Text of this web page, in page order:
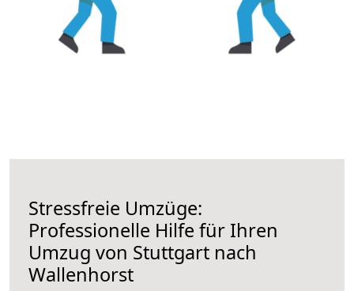
Stressfreie Umzüge:
Professionelle Hilfe für Ihren
Umzug von Stuttgart nach
Wallenhorst